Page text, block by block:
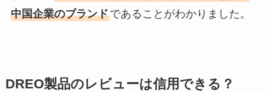
中国企業のブランドであることがわかりました。
DREO製品のレビューは信用できる？